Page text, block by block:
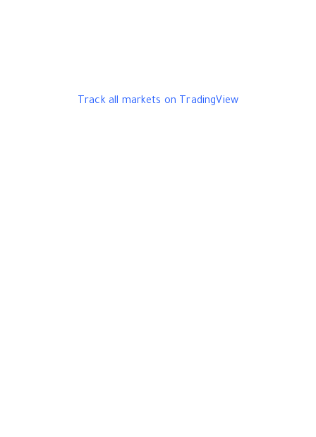
Track all markets on TradingView